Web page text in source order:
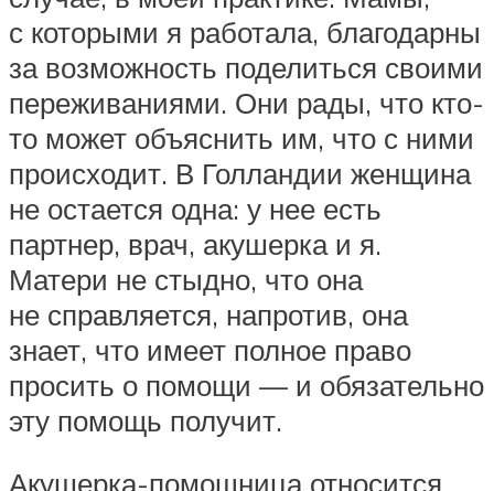
с которыми я работала, благодарны
за возможность поделиться своими
переживаниями. Они рады, что кто-
то может объяснить им, что с ними
происходит. В Голландии женщина
не остается одна: у нее есть
партнер, врач, акушерка и я.
Матери не стыдно, что она
не справляется, напротив, она
знает, что имеет полное право
просить о помощи — и обязательно
эту помощь получит.
Акушерка-помощница относится